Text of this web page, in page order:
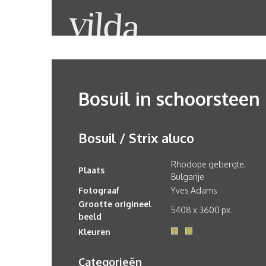
Bosuil in schoorsteen
Bosuil / Strix aluco
Plaats
Rhodope gebergte,
Bulgarije
Fotograaf
Yves Adams
Grootte origineel
beeld
5408 x 3600 px.
Kleuren
Categorieën